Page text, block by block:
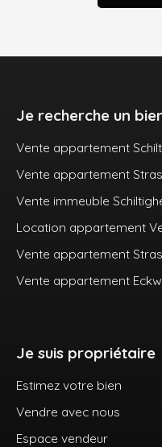
Je recherche un
Vente appartement
Vente appartement
Vente immeuble
Location appartement
Vente appartement
Vente appartement
Je suis propriétaire
Estimez votre bien
Vendre avec nous
Espace vendeur